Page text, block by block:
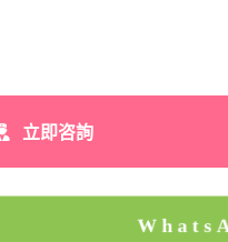
立即咨詢